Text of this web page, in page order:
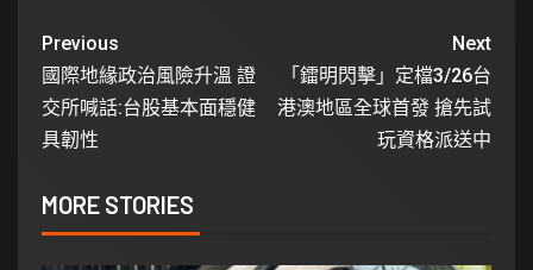
Previous
國際地緣政治風險升溫 證
交所喊話:台股基本面穩健
具韌性
Next
「鐳明閃擊」定檔3/26台
港澳地區全球首發 搶先試
玩資格派送中
MORE STORIES